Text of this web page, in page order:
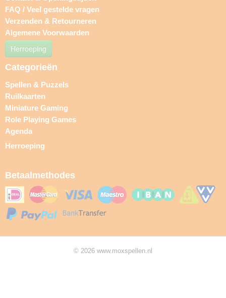
FAQ / Veel gestelde vragen
Verzenden & Retourneren
Algemene Voorwaarden
Herroeping
Categorieën
Spellen & Puzzels
Ruilkaarten
Miniature Gaming
Role Playing Games
Agenda
Herroeping
Betaalmethodes
© 2026 www.moxspellen.nl